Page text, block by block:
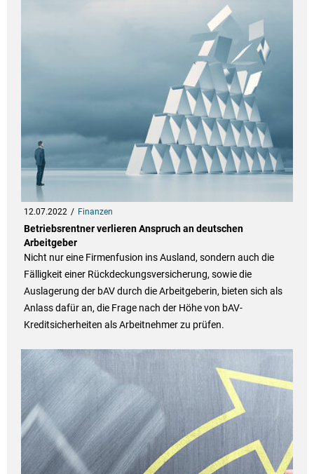
12.07.2022 Finanzen
Betriebsrentner verlieren Anspruch an deutschen
Arbeitgeber
Nicht nur eine Firmenfusion ins Ausland, sondern auch die
Fälligkeit einer Rückdeckungsversicherung, sowie die
Auslagerung der bAV durch die Arbeitgeberin, bieten sich als
Anlass dafür an, die Frage nach der Höhe von bAV-
Kreditsicherheiten als Arbeitnehmer zu prüfen.